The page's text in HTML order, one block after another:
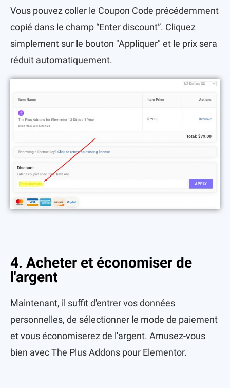
Vous pouvez coller le Coupon Code précédemment
copié dans le champ “Enter discount”. Cliquez
simplement sur le bouton "Appliquer" et le prix sera
réduit automatiquement.
4. Acheter et économiser de
l'argent
Maintenant, il suffit d'entrer vos données
personnelles, de sélectionner le mode de paiement
et vous économiserez de l'argent. Amusez-vous
bien avec The Plus Addons pour Elementor.